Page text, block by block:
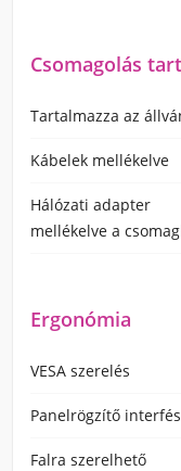
Csomagolás
Tartalmazza az
Kábelek mellékelve
Hálózati adapter
mellékelve a
Ergonómia
VESA szerelés
Panelrögzítő
Falra szerelhető